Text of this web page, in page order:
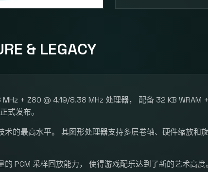
& LEGACY
+ Z80 @ 4.19/8.38 MHz 处理器， 配备 32 KB WRAM
式发布。
的最高水平。 其图形处理器支持多层卷轴、硬件缩放和
PCM 采样回放能力， 使得游戏配乐达到了新的艺术高